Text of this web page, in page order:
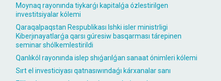
Moynaq rayonında tiykarǵı kapitalǵa ózlestirilgen
investitsiyalar kólemi
Qaraqalpaqstan Respublikası Ishki isler ministrligi
Kiberjınayatlarǵa qarsı gúresiw basqarması tárepinen
seminar shólkemlestirildi
Qanlıkól rayonında islep shıǵarılǵan sanaat ónimleri kólemi
Sırt el investiciyası qatnasıwındaǵı kárxanalar sanı